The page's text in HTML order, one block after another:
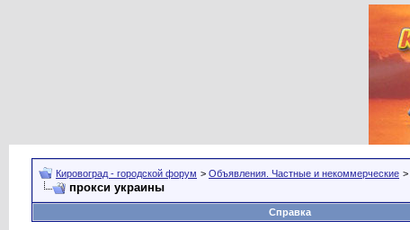
Кировоград - городской форум > Объявления. Частные и некоммерческие >
прокси украины
Справка